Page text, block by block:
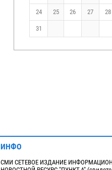
24 25 26 27 28
31
ИНФО
СМИ СЕТЕВОЕ ИЗДАНИЕ